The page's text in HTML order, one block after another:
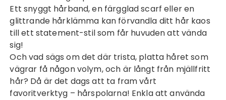
Ett snyggt hårband, en färgglad scarf eller en
glittrande hårklämma kan förvandla ditt hår kaos
till ett statement-stil som får huvuden att vända
sig!
Och vad sägs om det där trista, platta håret som
vägrar få någon volym, och är långt från mjällfritt
hår? Då är det dags att ta fram vårt
favoritverktyg – hårspolarna! Enkla att använda